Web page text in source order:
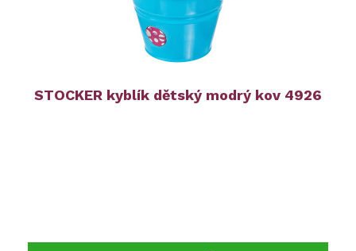
STOCKER kyblík dětský modrý kov 4926